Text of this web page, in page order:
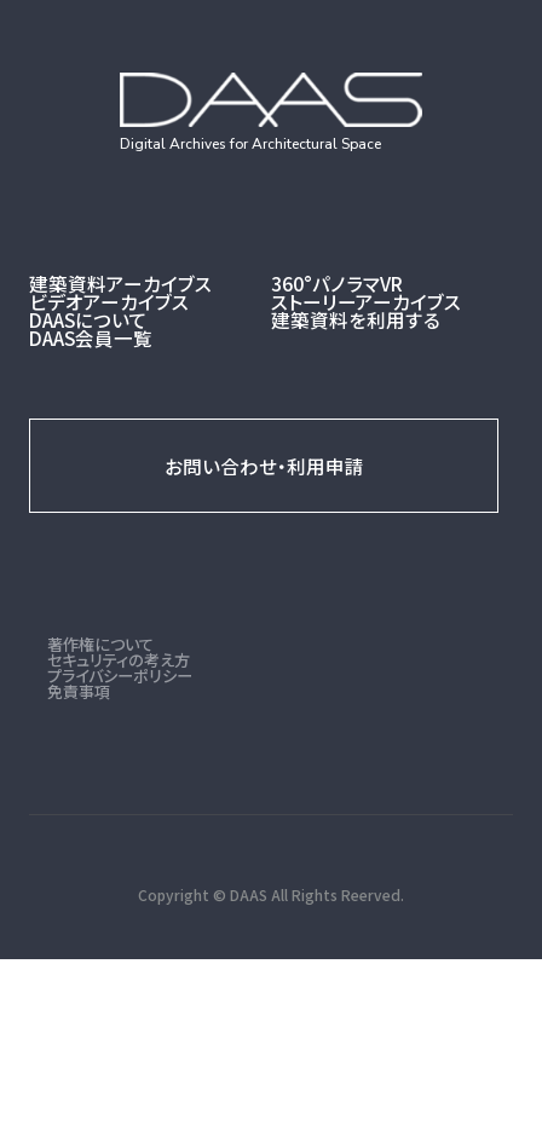
Digital Archives for Architectural Space
建築資料アーカイブス 360°パノラマVR
ビデオアーカイブス ストーリーアーカイブス
DAASについて 建築資料を利用する
DAAS会員一覧
お問い合わせ・利用申請
著作権について
セキュリティの考え方
プライバシーポリシー
免責事項
Copyright © DAAS All Rights Reerved.